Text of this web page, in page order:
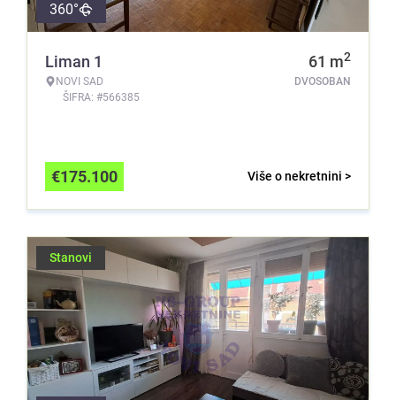
360°
Liman 1
NOVI SAD
ŠIFRA: #566385
61 m2
DVOSOBAN
Više o nekretnini >
€175.100
Stanovi